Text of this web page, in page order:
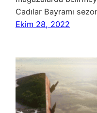
Cadılar Bayramı
Ekim 28, 2022